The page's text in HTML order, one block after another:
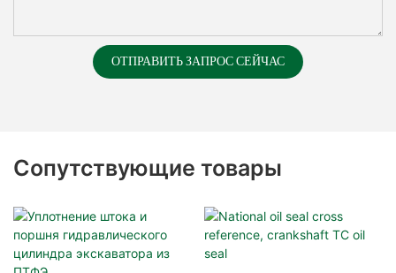
ОТПРАВИТЬ ЗАПРОС СЕЙЧАС
Сопутствующие товары